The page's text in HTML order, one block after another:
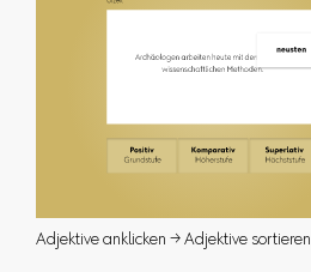
Adjektive anklicken → Adjektive sortieren